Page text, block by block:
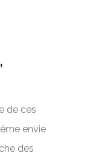
de ces
envie
des